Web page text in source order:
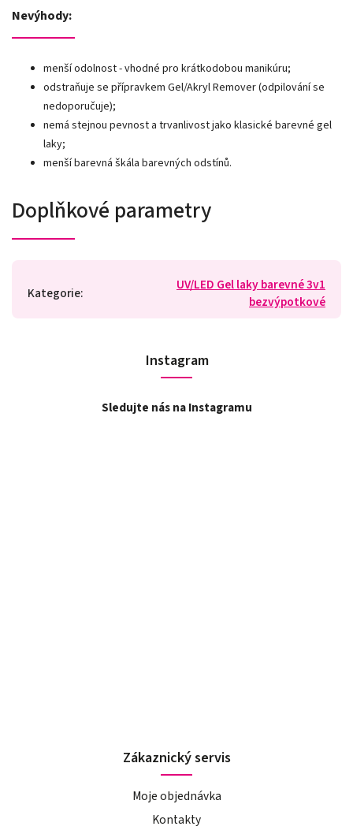
Nevýhody:
menší odolnost - vhodné pro krátkodobou manikúru;
odstraňuje se přípravkem Gel/Akryl Remover (odpilování se
nedoporučuje);
nemá stejnou pevnost a trvanlivost jako klasické barevné gel
laky;
menší barevná škála barevných odstínů.
Doplňkové parametry
Kategorie:
UV/LED Gel laky barevné 3v1
bezvýpotkové
Instagram
Sledujte nás na Instagramu
Zákaznický servis
Moje objednávka
Kontakty